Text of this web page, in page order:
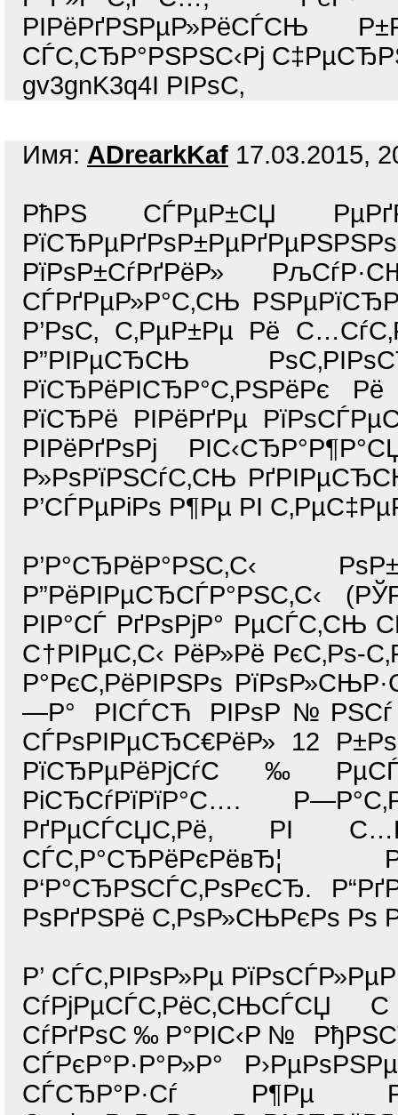
РІРёРґРЅРµР»РёСЃСЊ
СЃС‚СЂР°РЅРЅС‹Рј
gv3gnK3q4I РІРѕС‚
Имя: ADrearkKaf 17.03.2015,
РћРЅ СЃРµР±СЏ
РїРѕР±СѓРґРёР»
СЃРґРµР»Р°С‚СЊ
Р’РѕС‚ С‚РµР±Рµ Рё
Р”РІРµСЂСЊ
РїСЂРёРІСЂР°С‚РЅРёРє Рё
РїСЂРё РІРёРґРµ
РІРёРґРѕРј
Р»РѕРїРЅСѓС‚СЊ
Р’СЃРµРіРѕ Р¶Рµ РІ
Р’Р°СЂРёР°РЅС‚С‹
Р”РёРІРµСЂСЃР°РЅС‚С‹
РІР°СЃ РґРѕРјР°
С†РІРµС‚С‹ РёР»Рё РєС‚Рѕ-
Р°РєС‚РёРІРЅРѕ
—Р° РІСЃСЋ РІРѕР№РЅСѓ
СЃРѕРІРµСЂС€РёР» 12
РіСЂСѓРїРїР°С….
РґРµСЃСЏС‚Рё, РІ
Р‘Р°СЂРЅСЃС‚РѕРєСЂ.
РѕРґРЅРё С‚РѕР»СЊРєРѕ Рѕ
Р’ СЃС‚РІРѕР»Рµ
СѓРґРѕС‰Р°РІС‹Р№
СЃРєР°Р·Р°Р»Р°
СЃСЂР°Р·Сѓ Р¶Рµ